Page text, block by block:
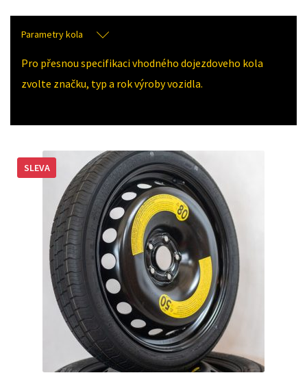
Parametry kola
Pro přesnou specifikaci vhodného dojezdoveho kola
zvolte značku, typ a rok výroby vozidla.
SLEVA